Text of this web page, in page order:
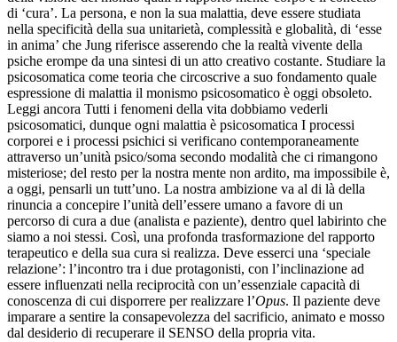
di ‘cura’. La persona, e non la sua malattia, deve essere studiata
nella specificità della sua unitarietà, complessità e globalità, di ‘esse
in anima’ che Jung riferisce asserendo che la realtà vivente della
psiche erompe da una sintesi di un atto creativo costante. Studiare la
psicosomatica come teoria che circoscrive a suo fondamento quale
espressione di malattia il monismo psicosomatico è oggi obsoleto.
Leggi ancora Tutti i fenomeni della vita dobbiamo vederli
psicosomatici, dunque ogni malattia è psicosomatica I processi
corporei e i processi psichici si verificano contemporaneamente
attraverso un’unità psico/soma secondo modalità che ci rimangono
misteriose; del resto per la nostra mente non ardito, ma impossibile è,
a oggi, pensarli un tutt’uno. La nostra ambizione va al di là della
rinuncia a concepire l’unità dell’essere umano a favore di un
percorso di cura a due (analista e paziente), dentro quel labirinto che
siamo a noi stessi. Così, una profonda trasformazione del rapporto
terapeutico e della sua cura si realizza. Deve esserci una ‘speciale
relazione’: l’incontro tra i due protagonisti, con l’inclinazione ad
essere influenzati nella reciprocità con un’essenziale capacità di
conoscenza di cui disporrere per realizzare l’Opus. Il paziente deve
imparare a sentire la consapevolezza del sacrificio, animato e mosso
dal desiderio di recuperare il SENSO della propria vita.